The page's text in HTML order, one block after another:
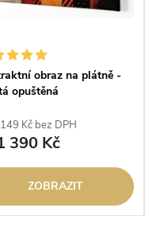
obraz na plátně -
opuštěná
Kč bez DPH
390 Kč
ZOBRAZIT